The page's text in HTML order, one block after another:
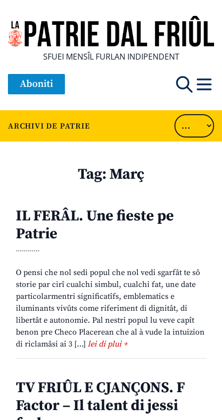
SFUEI MENSÎL FURLAN INDIPENDENT
Aboniti
ARCHIVI DE PATRIE
Tag:Març
IL FERÂL. Une fieste pe
Patrie
............
O pensi che nol sedi popul che nol vedi sgarfât te sô
storie par cirî cualchi simbul, cualchi fat, une date
particolarmentri significatîfs, emblematics e
iluminants vivûts come riferiment di dignitât, di
libertât e autonomie. Pal nestri popul lu veve capît
benon pre Checo Placerean che al à vude la intuizion
di riclamâsi ai 3 […] lei di plui +
TV FRIÛL E CJANÇONS. F
Factor – Il talent di jessi